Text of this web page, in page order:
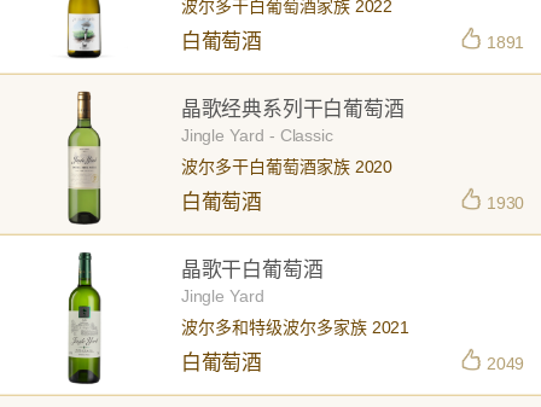
波尔多干白葡萄酒家族 2022
白葡萄酒 1891
晶歌经典系列干白葡萄酒
Jingle Yard - Classic
波尔多干白葡萄酒家族 2020
白葡萄酒 1930
晶歌干白葡萄酒
Jingle Yard
波尔多和特级波尔多家族 2021
白葡萄酒 2049